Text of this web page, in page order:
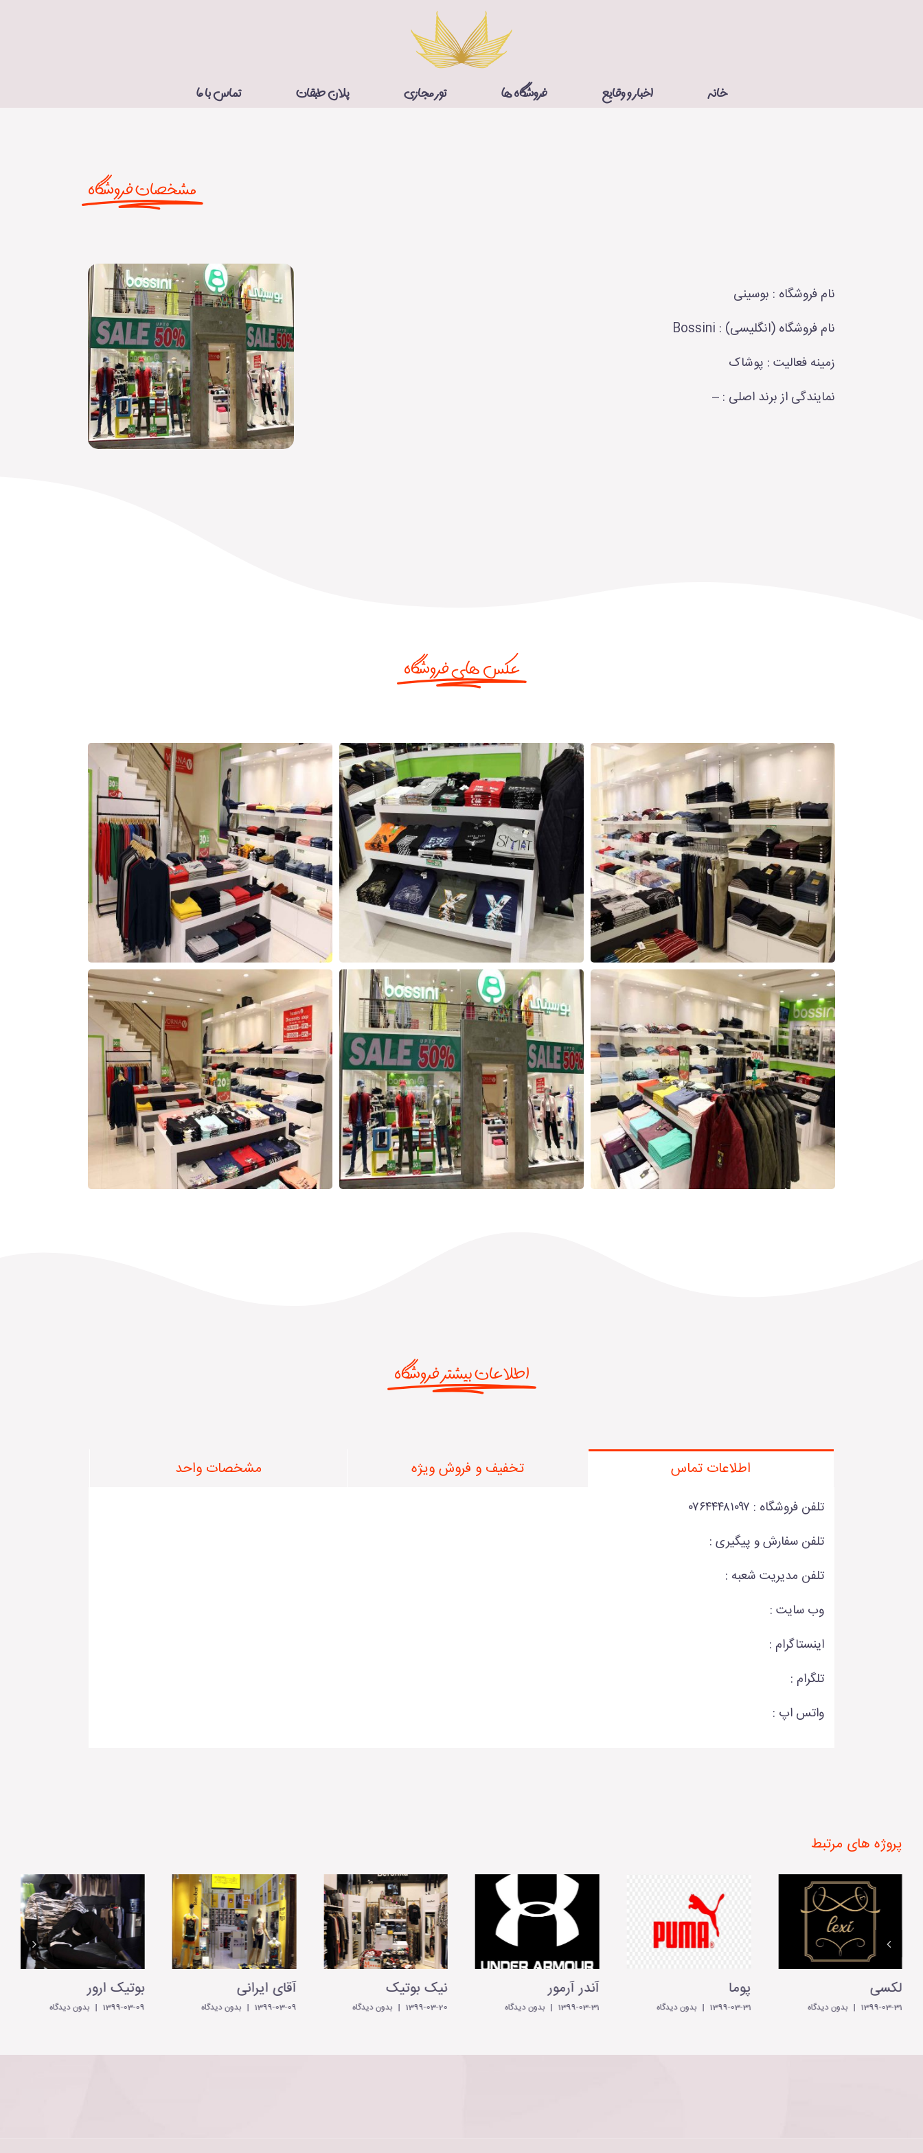
خانه اخبار و وقایع فروشگاه ها تور مجازی پلان طبقات تماس با ما
مشخصات فروشگاه
نام فروشگاه : بوسینی
نام فروشگاه (انگلیسی) : Bossini
زمینه فعالیت : پوشاک
نمایندگی از برند اصلی : –
عکس های فروشگاه
اطلاعات بیشتر فروشگاه
اطلاعات تماس تخفیف و فروش ویژه مشخصات واحد
تلفن فروشگاه : ۰۷۶۴۴۴۸۱۰۹۷
تلفن سفارش و پیگیری :
تلفن مدیریت شعبه :
وب سایت :
اینستاگرام :
تلگرام :
واتس اپ :
پروژه های مرتبط
لکسی
1399-03-31
| بدون ديدگاه
پوما
1399-03-31
| بدون ديدگاه
آندر آرمور
1399-03-31
| بدون ديدگاه
نیک بوتیک
1399-03-20
| بدون ديدگاه
آقای ایرانی
1399-03-09
| بدون ديدگاه
بوتیک ارور
1399-03-09
| بدون ديدگاه